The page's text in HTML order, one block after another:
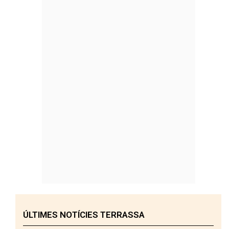
ÚLTIMES NOTÍCIES TERRASSA